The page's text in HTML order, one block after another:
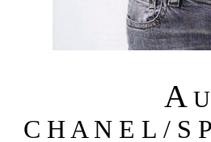
A U
C H A N E L / S